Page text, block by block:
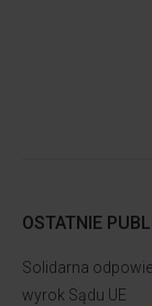
OSTATNIE
Solidarna
wyrok Sądu UE